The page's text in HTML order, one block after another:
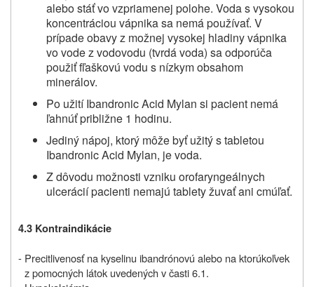
alebo stáť vo vzpriamenej polohe. Voda s vysokou
koncentráciou vápnika sa nemá používať. V
prípade obavy z možnej vysokej hladiny vápnika
vo vode z vodovodu (tvrdá voda) sa odporúča
použiť fľaškovú vodu s nízkym obsahom
minerálov.
Po užití Ibandronic Acid Mylan si pacient nemá
ľahnúť približne 1 hodinu.
Jediný nápoj, ktorý môže byť užitý s tabletou
Ibandronic Acid Mylan, je voda.
Z dôvodu možnosti vzniku orofaryngeálnych
ulcerácií pacienti nemajú tablety žuvať ani cmúľať.
4.3 Kontraindikácie
- Precitlivenosť na kyselinu ibandrónovú alebo na ktorúkoľvek
z pomocných látok uvedených v časti 6.1.